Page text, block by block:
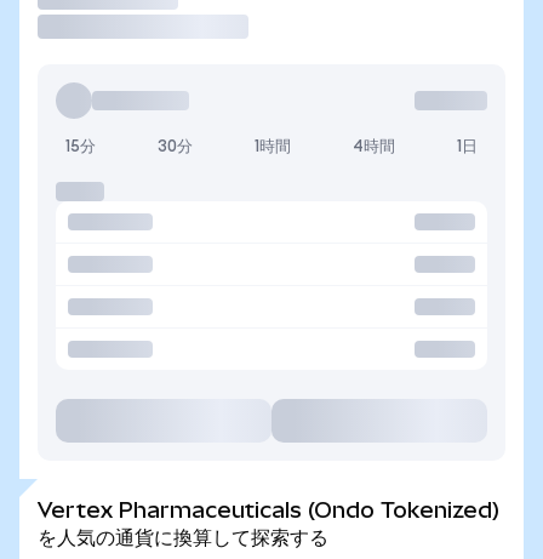
15分 30分 1時間 4時間 1日
Vertex Pharmaceuticals (Ondo Tokenized)
を人気の通貨に換算して探索する